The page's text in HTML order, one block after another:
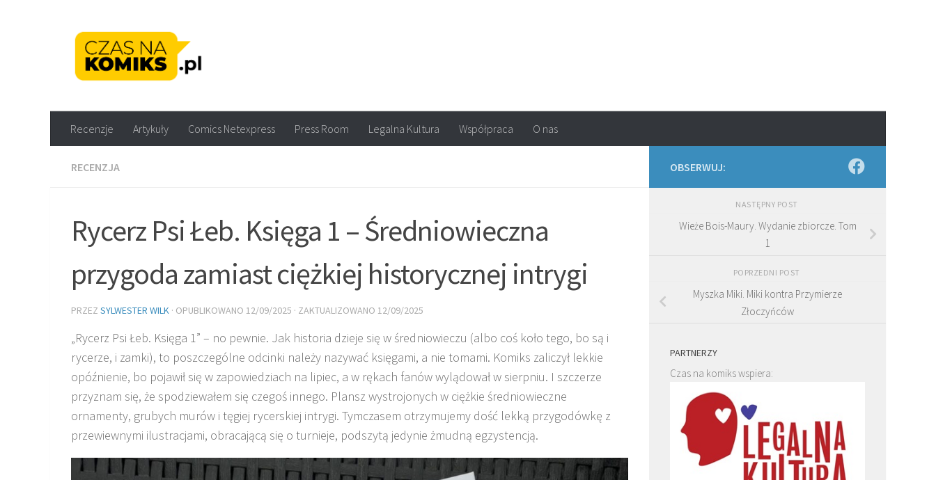
Recenzje Artykuły Comics Netexpress Press Room Legalna Kultura Współpraca O nas
RECENZJA
Rycerz Psi Łeb. Księga 1 – Średniowieczna
przygoda zamiast ciężkiej historycznej intrygi
PRZEZ SYLWESTER WILK · OPUBLIKOWANO 12/09/2025 · ZAKTUALIZOWANO 12/09/2025
„Rycerz Psi Łeb. Księga 1” – no pewnie. Jak historia dzieje się w średniowieczu (albo coś koło tego, bo są i
rycerze, i zamki), to poszczególne odcinki należy nazywać księgami, a nie tomami. Komiks zaliczył lekkie
opóźnienie, bo pojawił się w zapowiedziach na lipiec, a w rękach fanów wylądował w sierpniu. I szczerze
przyznam się, że spodziewałem się czegoś innego. Plansz wystrojonych w ciężkie średniowieczne
ornamenty, grubych murów i tęgiej rycerskiej intrygi. Tymczasem otrzymujemy dość lekką przygodówkę z
przewiewnymi ilustracjami, obracającą się o turnieje, podszytą jedynie żmudną egzystencją.
OBSERWUJ:
NASTĘPNY POST
Wieże Bois-Maury. Wydanie zbiorcze. Tom
1
POPRZEDNI POST
Myszka Miki. Miki kontra Przymierze
Złoczyńców
PARTNERZY
Czas na komiks wspiera: